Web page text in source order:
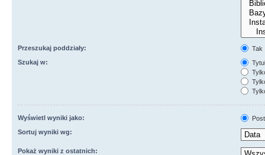
Przeszukaj poddziały:
Tak
Szukaj w:
Wyświetl wyniki jako:
Sortuj wyniki wg:
Pokaż wyniki z ostatnich: